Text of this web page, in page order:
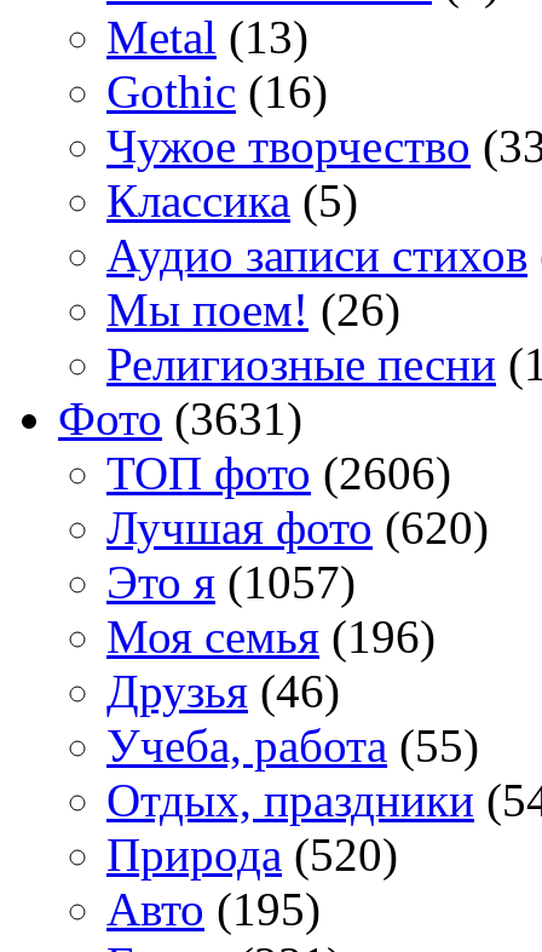
Metal (13)
Gothic (16)
Чужое творчество
Классика (5)
Аудио записи стихов
Мы поем! (26)
Религиозные песни
Фото (3631)
TOП фото (2606)
Лучшая фото (620)
Это я (1057)
Моя семья (196)
Друзья (46)
Учеба, работа (55)
Отдых, праздники
Природа (520)
Авто (195)